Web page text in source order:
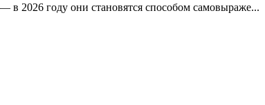
2026 году они становятся способом самовыраже...